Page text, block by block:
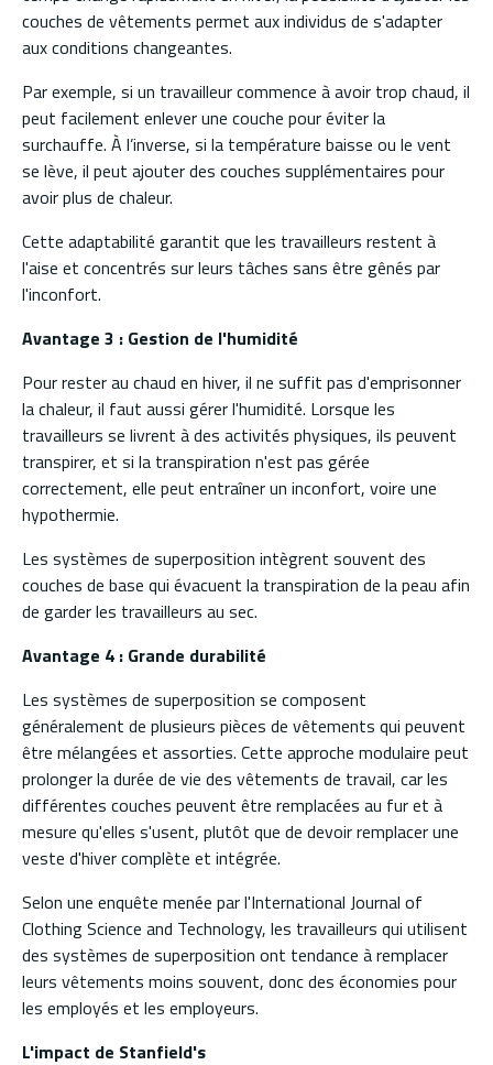
couches de vêtements permet aux individus de s'adapter
aux conditions changeantes.
Par exemple, si un travailleur commence à avoir trop chaud, il
peut facilement enlever une couche pour éviter la
surchauffe. À l’inverse, si la température baisse ou le vent
se lève, il peut ajouter des couches supplémentaires pour
avoir plus de chaleur.
Cette adaptabilité garantit que les travailleurs restent à
l'aise et concentrés sur leurs tâches sans être gênés par
l'inconfort.
Avantage 3 : Gestion de l'humidité
Pour rester au chaud en hiver, il ne suffit pas d'emprisonner
la chaleur, il faut aussi gérer l'humidité. Lorsque les
travailleurs se livrent à des activités physiques, ils peuvent
transpirer, et si la transpiration n'est pas gérée
correctement, elle peut entraîner un inconfort, voire une
hypothermie.
Les systèmes de superposition intègrent souvent des
couches de base qui évacuent la transpiration de la peau afin
de garder les travailleurs au sec.
Avantage 4 : Grande durabilité
Les systèmes de superposition se composent
généralement de plusieurs pièces de vêtements qui peuvent
être mélangées et assorties. Cette approche modulaire peut
prolonger la durée de vie des vêtements de travail, car les
différentes couches peuvent être remplacées au fur et à
mesure qu'elles s'usent, plutôt que de devoir remplacer une
veste d'hiver complète et intégrée.
Selon une enquête menée par l'International Journal of
Clothing Science and Technology, les travailleurs qui utilisent
des systèmes de superposition ont tendance à remplacer
leurs vêtements moins souvent, donc des économies pour
les employés et les employeurs.
L'impact de Stanfield's